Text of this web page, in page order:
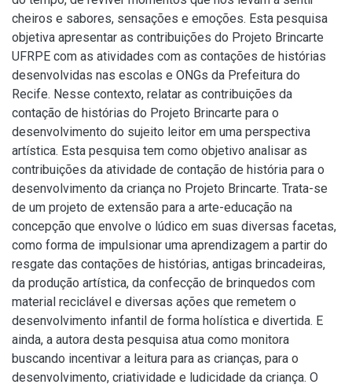
cheiros e sabores, sensações e emoções. Esta pesquisa
objetiva apresentar as contribuições do Projeto Brincarte
UFRPE com as atividades com as contações de histórias
desenvolvidas nas escolas e ONGs da Prefeitura do
Recife. Nesse contexto, relatar as contribuições da
contação de histórias do Projeto Brincarte para o
desenvolvimento do sujeito leitor em uma perspectiva
artística. Esta pesquisa tem como objetivo analisar as
contribuições da atividade de contação de história para o
desenvolvimento da criança no Projeto Brincarte. Trata-se
de um projeto de extensão para a arte-educação na
concepção que envolve o lúdico em suas diversas facetas,
como forma de impulsionar uma aprendizagem a partir do
resgate das contações de histórias, antigas brincadeiras,
da produção artística, da confecção de brinquedos com
material reciclável e diversas ações que remetem o
desenvolvimento infantil de forma holística e divertida. E
ainda, a autora desta pesquisa atua como monitora
buscando incentivar a leitura para as crianças, para o
desenvolvimento, criatividade e ludicidade da criança. O